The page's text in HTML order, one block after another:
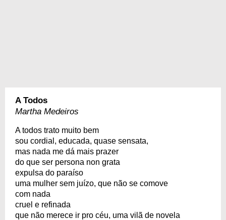
A Todos
Martha Medeiros
A todos trato muito bem
sou cordial, educada, quase sensata,
mas nada me dá mais prazer
do que ser persona non grata
expulsa do paraíso
uma mulher sem juízo, que não se comove
com nada
cruel e refinada
que não merece ir pro céu, uma vilã de novela